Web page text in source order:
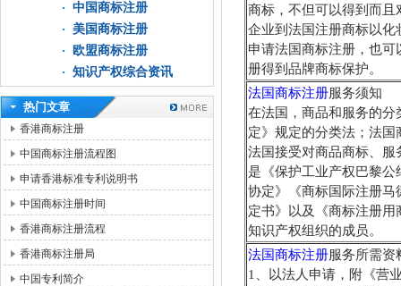
中国商标注册
美国商标注册
欧盟商标注册
知识产权综合资讯
热门文章
香港商标注册
中国商标注册流程图
申请香港标准专利说明书
中国商标注册时间
香港商标注册流程
香港商标注册局
中国专利简介
商标，不但可以得到而
企业到法国注册商标以
申请法国商标注册，也
册得到品牌商标保护。
法国商标注册服务须知
在法国，商品和服务的
定》规定的分类法；法
法国接受对商品商标、
是《保护工业产权巴黎
协定》《商标国际注册马
定书》以及《商标注册
知识产权组织的成员。
法国商标注册服务所需资
1、以法人申请，附《营